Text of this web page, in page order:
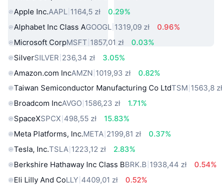
Apple Inc.AAPL 1164,5 zł
0.29%
Alphabet Inc Class AGOOGL 1319,09 zł
0.96%
Microsoft CorpMSFT 1857,01 zł
0.03%
SilverSILVER 236,34 zł
3.05%
Amazon.com IncAMZN 1019,93 zł
0.82%
Taiwan Semiconductor Manufacturing Co LtdTSM 1563,8
Broadcom IncAVGO 1586,23 zł
1.71%
SpaceXSPCX 498,55 zł
15.83%
Meta Platforms, Inc.META 2199,81 zł
0.37%
Tesla, Inc.TSLA 1223,12 zł
2.83%
Berkshire Hathaway Inc Class BBRK.B 1938,44 zł
0.54%
Eli Lilly And CoLLY 4409,01 zł
0.52%